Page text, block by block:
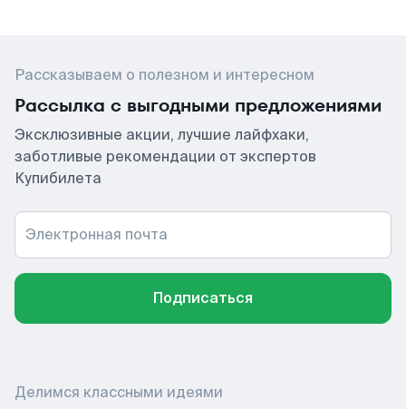
Рассказываем о полезном и интересном
Рассылка с выгодными предложениями
Эксклюзивные акции, лучшие лайфхаки,
заботливые рекомендации от экспертов
Купибилета
Электронная почта
Подписаться
Делимся классными идеями